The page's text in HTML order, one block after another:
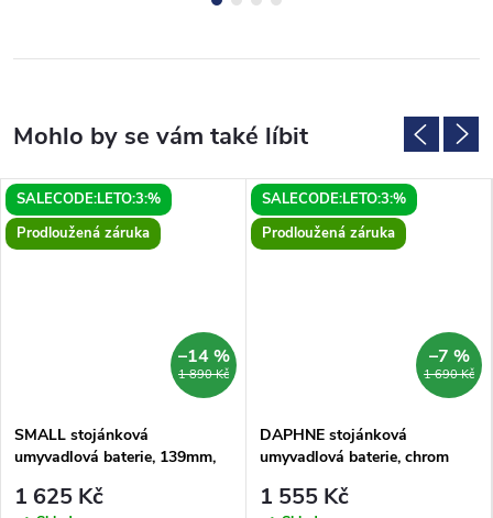
SALECODE:LETO:3:%
Prodloužená záruka
1 890 Kč
–14 %
SMALL stojánková
umyvadlová baterie, 139mm,
1 625 Kč
SALECODE:LETO:3:%
Prodloužená záruka
1 690 Kč
–7 %
DAPHNE stojánková
umyvadlová baterie, chrom
1 555 Kč